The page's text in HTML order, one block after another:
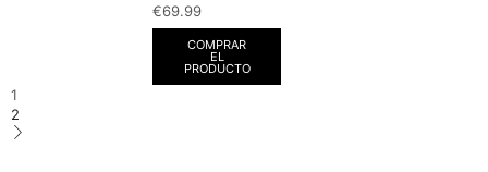
€69.99
COMPRAR
EL
PRODUCTO
1
2